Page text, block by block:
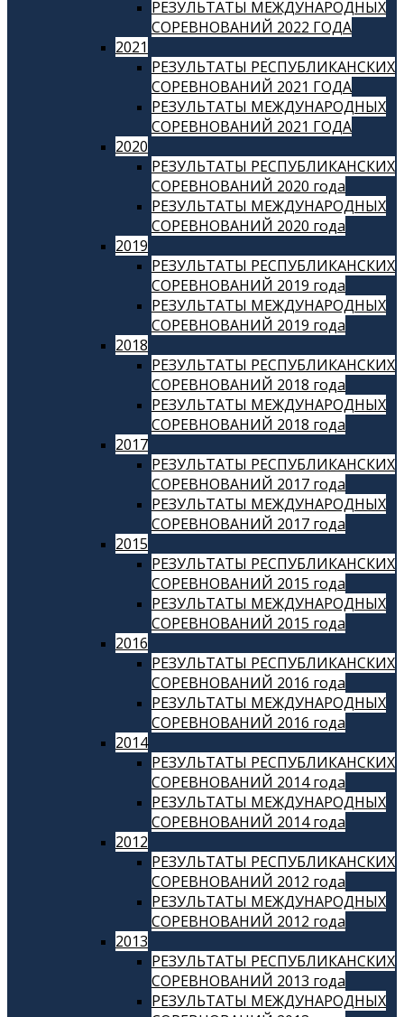
РЕЗУЛЬТАТЫ МЕЖДУНАРОДНЫХ
СОРЕВНОВАНИЙ 2022 ГОДА
2021
РЕЗУЛЬТАТЫ РЕСПУБЛИКАНСКИХ
СОРЕВНОВАНИЙ 2021 ГОДА
РЕЗУЛЬТАТЫ МЕЖДУНАРОДНЫХ
СОРЕВНОВАНИЙ 2021 ГОДА
2020
РЕЗУЛЬТАТЫ РЕСПУБЛИКАНСКИХ
СОРЕВНОВАНИЙ 2020 года
РЕЗУЛЬТАТЫ МЕЖДУНАРОДНЫХ
СОРЕВНОВАНИЙ 2020 года
2019
РЕЗУЛЬТАТЫ РЕСПУБЛИКАНСКИХ
СОРЕВНОВАНИЙ 2019 года
РЕЗУЛЬТАТЫ МЕЖДУНАРОДНЫХ
СОРЕВНОВАНИЙ 2019 года
2018
РЕЗУЛЬТАТЫ РЕСПУБЛИКАНСКИХ
СОРЕВНОВАНИЙ 2018 года
РЕЗУЛЬТАТЫ МЕЖДУНАРОДНЫХ
СОРЕВНОВАНИЙ 2018 года
2017
РЕЗУЛЬТАТЫ РЕСПУБЛИКАНСКИХ
СОРЕВНОВАНИЙ 2017 года
РЕЗУЛЬТАТЫ МЕЖДУНАРОДНЫХ
СОРЕВНОВАНИЙ 2017 года
2015
РЕЗУЛЬТАТЫ РЕСПУБЛИКАНСКИХ
СОРЕВНОВАНИЙ 2015 года
РЕЗУЛЬТАТЫ МЕЖДУНАРОДНЫХ
СОРЕВНОВАНИЙ 2015 года
2016
РЕЗУЛЬТАТЫ РЕСПУБЛИКАНСКИХ
СОРЕВНОВАНИЙ 2016 года
РЕЗУЛЬТАТЫ МЕЖДУНАРОДНЫХ
СОРЕВНОВАНИЙ 2016 года
2014
РЕЗУЛЬТАТЫ РЕСПУБЛИКАНСКИХ
СОРЕВНОВАНИЙ 2014 года
РЕЗУЛЬТАТЫ МЕЖДУНАРОДНЫХ
СОРЕВНОВАНИЙ 2014 года
2012
РЕЗУЛЬТАТЫ РЕСПУБЛИКАНСКИХ
СОРЕВНОВАНИЙ 2012 года
РЕЗУЛЬТАТЫ МЕЖДУНАРОДНЫХ
СОРЕВНОВАНИЙ 2012 года
2013
РЕЗУЛЬТАТЫ РЕСПУБЛИКАНСКИХ
СОРЕВНОВАНИЙ 2013 года
РЕЗУЛЬТАТЫ МЕЖДУНАРОДНЫХ